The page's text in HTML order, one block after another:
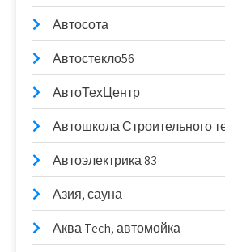
Автосота
Автостекло56
АвтоТехЦентр
Автошкола Строительного
Автоэлектрика 83
Азия, сауна
Аква Tech, автомойка